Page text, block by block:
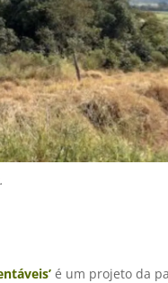
é um projeto da